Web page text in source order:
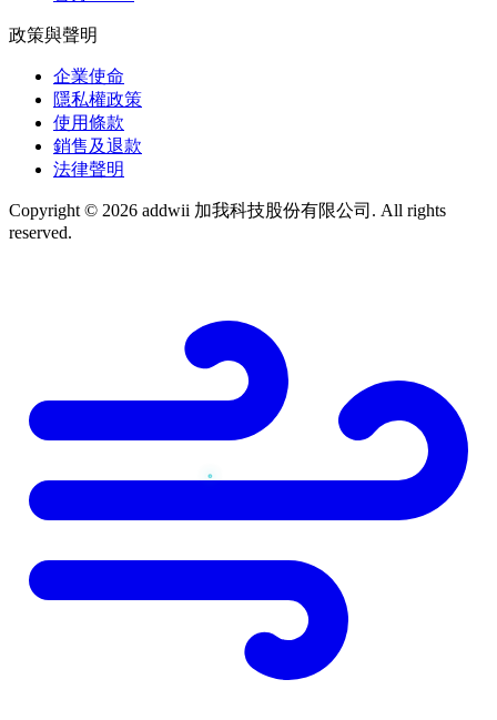
政策與聲明
企業使命
隱私權政策
使用條款
銷售及退款
法律聲明
Copyright © 2026 addwii 加我科技股份有限公司. All rights
reserved.